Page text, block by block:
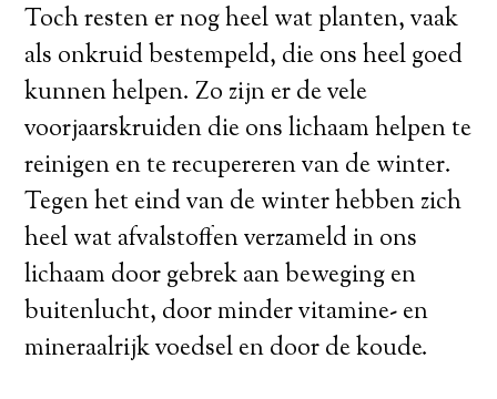
Toch resten er nog heel wat planten, vaak
als onkruid bestempeld, die ons heel goed
kunnen helpen. Zo zijn er de vele
voorjaarskruiden die ons lichaam helpen te
reinigen en te recupereren van de winter.
Tegen het eind van de winter hebben zich
heel wat afvalstoffen verzameld in ons
lichaam door gebrek aan beweging en
buitenlucht, door minder vitamine- en
mineraalrijk voedsel en door de koude.